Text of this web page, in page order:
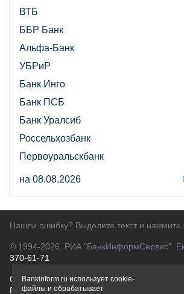
ВТБ
ББР Банк
Альфа-Банк
УБРиР
Банк Инго
Банк ПСБ
Банк Уралсиб
Россельхозбанк
Первоуральскбанк
на 08.08.2026
Нашли ошибку? Выделите текст и нажмите
© 1994-2026. РИА "БанкИнформСервис".
370-61-71
О проектеПолитика конфиденциальности
Правовая информацияДля рекламодателей
Bankinform.ru использует cookie-
файлы и обрабатывает